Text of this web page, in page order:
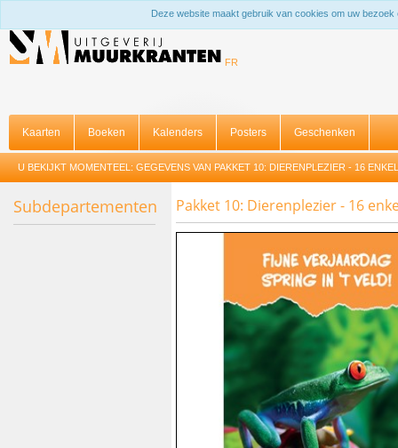
Deze website maakt gebruik van cookies om uw
FR
Kaarten Boeken Kalenders Posters Geschenken
U BEKIJKT MOMENTEEL: GEGEVENS VAN PAKKET 10: DIERENPLEZIER - 16
Subdepartementen Pakket 10: Dierenplezier - 16